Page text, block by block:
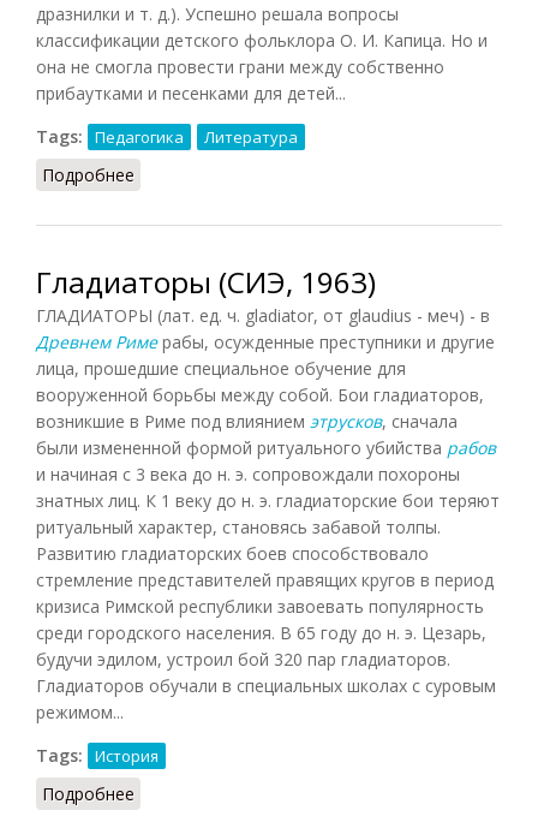
дразнилки и т. д.). Успешно решала вопросы
классификации детского фольклора О. И. Капица. Но и
она не смогла провести грани между собственно
прибаутками и песенками для детей...
Tags:
Педагогика Литература
Подробнее
Гладиаторы (СИЭ, 1963)
ГЛАДИАТОРЫ (лат. ед. ч. gladiator, от glaudius - меч) - в
Древнем Римерабы, осужденные преступники и другие
лица, прошедшие специальное обучение для
вооруженной борьбы между собой. Бои гладиаторов,
возникшие в Риме под влиянием этрусков, сначала
были измененной формой ритуального убийства рабов
и начиная с 3 века до н. э. сопровождали похороны
знатных лиц. К 1 веку до н. э. гладиаторские бои теряют
ритуальный характер, становясь забавой толпы.
Развитию гладиаторских боев способствовало
стремление представителей правящих кругов в период
кризиса Римской республики завоевать популярность
среди городского населения. В 65 году до н. э. Цезарь,
будучи эдилом, устроил бой 320 пар гладиаторов.
Гладиаторов обучали в специальных школах с суровым
режимом...
Tags:
История
Подробнее